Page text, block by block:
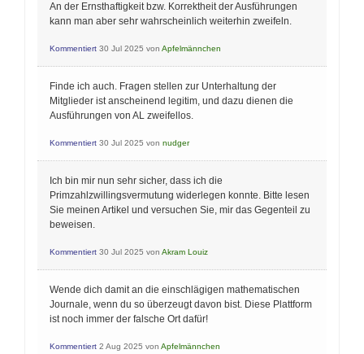
An der Ernsthaftigkeit bzw. Korrektheit der Ausführungen
kann man aber sehr wahrscheinlich weiterhin zweifeln.
Kommentiert 30 Jul 2025 von Apfelmännchen
Finde ich auch. Fragen stellen zur Unterhaltung der
Mitglieder ist anscheinend legitim, und dazu dienen die
Ausführungen von AL zweifellos.
Kommentiert 30 Jul 2025 von nudger
Ich bin mir nun sehr sicher, dass ich die
Primzahlzwillingsvermutung widerlegen konnte. Bitte lesen
Sie meinen Artikel und versuchen Sie, mir das Gegenteil zu
beweisen.
Kommentiert 30 Jul 2025 von Akram Louiz
Wende dich damit an die einschlägigen mathematischen
Journale, wenn du so überzeugt davon bist. Diese Plattform
ist noch immer der falsche Ort dafür!
Kommentiert 2 Aug 2025 von Apfelmännchen